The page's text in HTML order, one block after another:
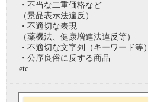
・不当な二重価格など
（景品表示法違反）
・不適切な表現
（薬機法、健康増進法違反等）
・不適切な文字列（キーワード等）
・公序良俗に反する商品
etc.